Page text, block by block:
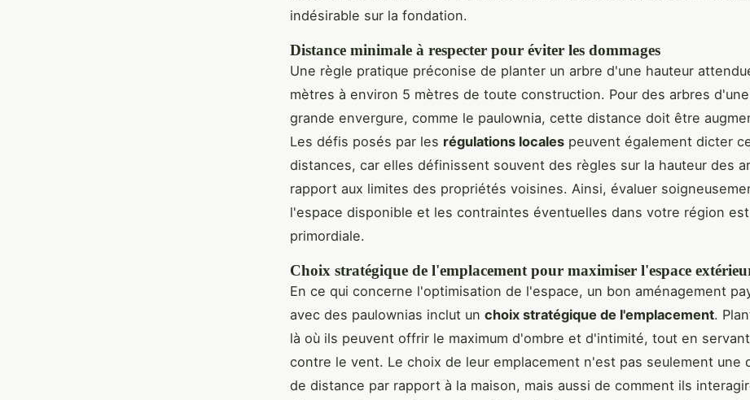
indésirable sur la fondation.
Distance minimale à respecter pour éviter les dommages
Une règle pratique préconise de planter un arbre d'une hauteur
mètres à environ 5 mètres de toute construction. Pour des arbres
grande envergure, comme le paulownia, cette distance doit être
Les défis posés par les régulations locales peuvent également dicter
distances, car elles définissent souvent des règles sur la hauteur des
rapport aux limites des propriétés voisines. Ainsi, évaluer
l'espace disponible et les contraintes éventuelles dans votre région est
primordiale.
Choix stratégique de l'emplacement pour maximiser l'espace
En ce qui concerne l'optimisation de l'espace, un bon aménagement
avec des paulownias inclut un choix stratégique de l'emplacement.
là où ils peuvent offrir le maximum d'ombre et d'intimité, tout en
contre le vent. Le choix de leur emplacement n'est pas seulement une
de distance par rapport à la maison, mais aussi de comment ils